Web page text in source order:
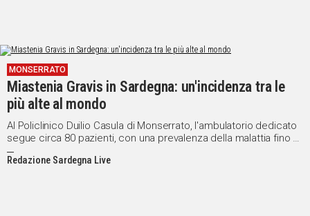
MONSERRATO
Miastenia Gravis in Sardegna: un'incidenza tra le
più alte al mondo
Al Policlinico Duilio Casula di Monserrato, l'ambulatorio dedicato
segue circa 80 pazienti, con una prevalenza della malattia fino a
cinque volte superiore rispetto ad altre aree
Redazione Sardegna Live